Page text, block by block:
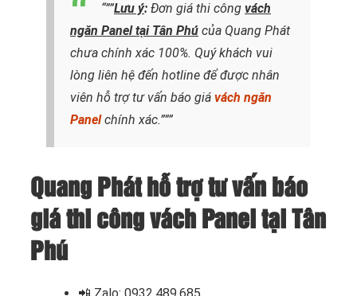
“””Lưu ý: Đơn giá thi công vách
ngăn Panel tại Tân Phú của Quang Phát
chưa chính xác 100%. Quý khách vui
lòng liên hệ đến hotline để được nhân
viên hỗ trợ tư vấn báo giá vách ngăn
Panelchính xác.”””
Quang Phát hỗ trợ tư vấn báo
giá thi công vách Panel tại Tân
Phú